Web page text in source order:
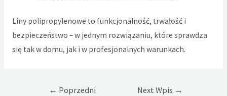
Liny polipropylenowe to funkcjonalność, trwałość i
bezpieczeństwo – w jednym rozwiązaniu, które sprawdza
się tak w domu, jak i w profesjonalnych warunkach.
Nawigacja
← Poprzedni
Next Wpis →